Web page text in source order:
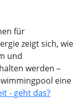
für
zeigt sich, wie
und
werden –
eine
- geht das?